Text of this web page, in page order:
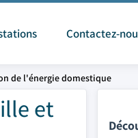
Contactez-
de l'énergie domestique
et